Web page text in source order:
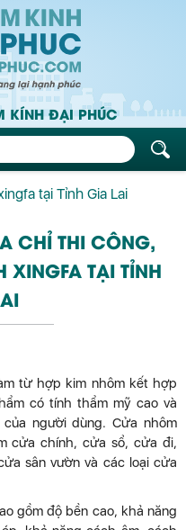
KÍNH ĐẠI PHÚC
tại Tỉnh Gia Lai
CHỈ THI CÔNG,
XINGFA TẠI TỈNH
từ hợp kim nhôm kết hợp
có tính thẩm mỹ cao và
người dùng. Cửa nhôm
cửa chính, cửa sổ, cửa đi,
sân vườn và các loại cửa
gồm độ bền cao, khả năng